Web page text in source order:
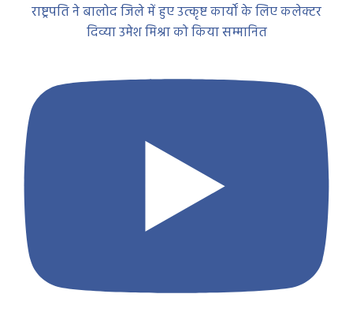
राष्ट्रपति ने बालोद जिले में हुए उत्कृष्ट कार्यों के लिए कलेक्टर
दिव्या उमेश मिश्रा को किया सम्मानित